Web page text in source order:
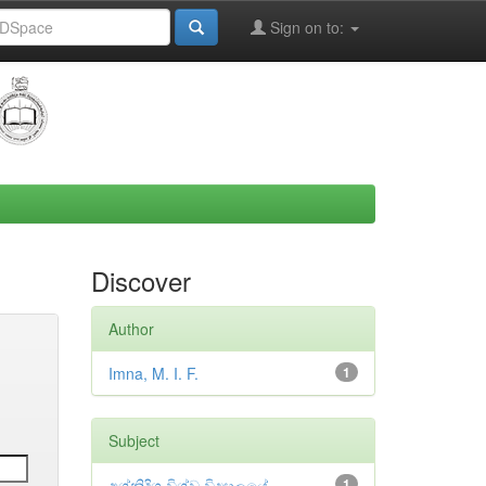
Sign on to:
Discover
Author
1
Imna, M. I. F.
Subject